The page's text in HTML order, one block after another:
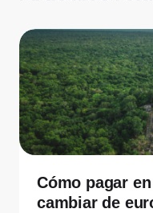
Cómo pagar
cambiar de